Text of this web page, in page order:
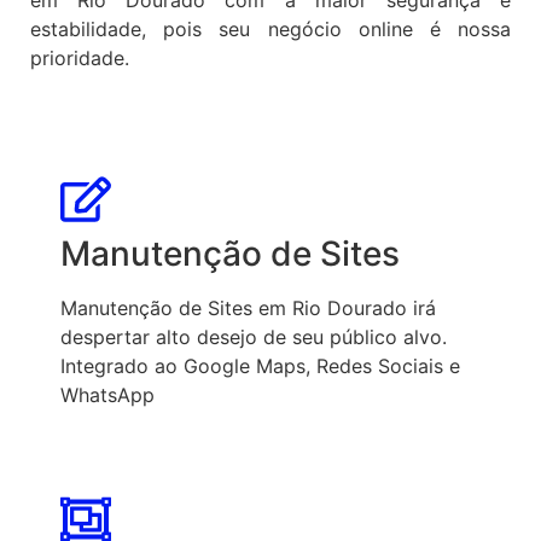
estabilidade, pois seu negócio online é nossa
prioridade.
Manutenção de Sites
Manutenção de Sites em Rio Dourado irá
despertar alto desejo de seu público alvo.
Integrado ao Google Maps, Redes Sociais e
WhatsApp